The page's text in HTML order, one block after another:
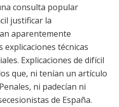
consulta popular
justificar la
aparentemente
explicaciones técnicas
Explicaciones de difícil
que, ni tenían un artículo
ni padecían ni
de España.